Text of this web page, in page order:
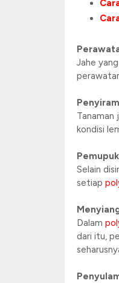
Jahe
Tanaman
kondisi
Selain
setiap
Dalam
dari itu,